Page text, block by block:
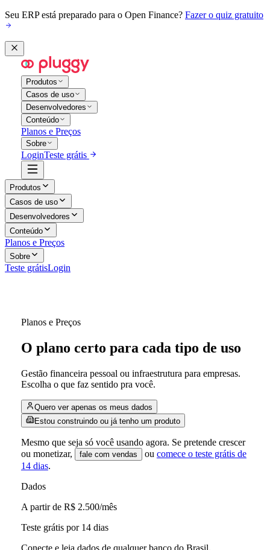
Seu ERP está preparado para o Open Finance? Fazer o quiz gratuito
Produtos
Casos de uso
Desenvolvedores
Conteúdo
Planos e Preços
Sobre
LoginTeste grátis
Produtos
Casos de uso
Desenvolvedores
Conteúdo
Planos e Preços
Sobre
Teste grátisLogin
Planos e Preços
O plano certo para cada tipo de uso
Gestão financeira pessoal ou infraestrutura para empresas.
Escolha o que faz sentido pra você.
Quero ver apenas os meus dados
Estou construindo ou já tenho um produto
Mesmo que seja só você usando agora. Se pretende crescer
ou monetizar,
fale com vendas ou comece o teste grátis de
14 dias.
Dados
A partir de R$ 2.500/mês
Teste grátis por 14 dias
Conecte e leia dados de qualquer banco do Brasil.